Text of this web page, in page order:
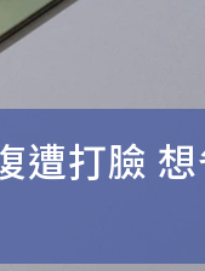
遭打臉